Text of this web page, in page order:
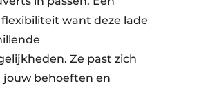
want deze lade
Ze past zich
jouw behoeften en